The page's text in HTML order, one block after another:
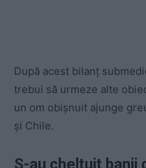
După acest bilanț
trebui să urmeze alte
un om obișnuit ajunge
și Chile.
S-au cheltuit banii